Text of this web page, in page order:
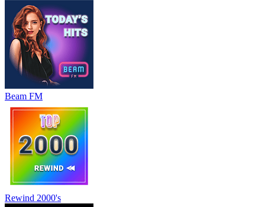
Beam FM
Rewind 2000's